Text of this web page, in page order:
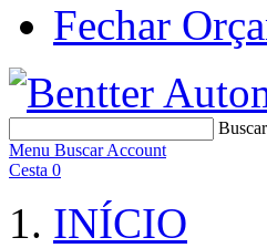
Fechar
Buscar
Menu Buscar Account
Cesta 0
INÍCIO